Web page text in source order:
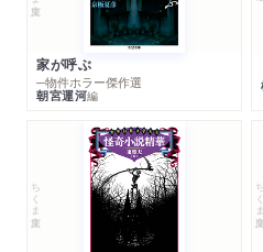
家が呼ぶ
─物件ホラー傑作選
朝宮運河編
ちくま文庫 ちくま文庫